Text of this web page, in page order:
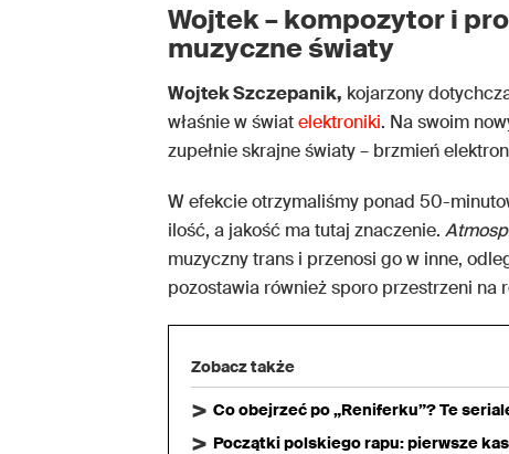
Wojtek – kompozytor i
muzyczne światy
Wojtek Szczepanik, kojarzony
właśnie w światelektroniki. Na swoim
zupełnie skrajne światy – brzmień
W efekcie otrzymaliśmy ponad 50-
ilość, a jakość ma tutaj znaczenie.
muzyczny trans i przenosi go w inne,
pozostawia również sporo przestrzeni na
Zobacz także
Co obejrzeć po „Reniferku”? Te
Początki polskiego rapu: pierwsze